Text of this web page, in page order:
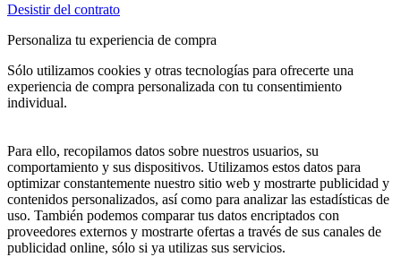
Desistir del contrato
Personaliza tu experiencia de compra
Sólo utilizamos cookies y otras tecnologías para ofrecerte una
experiencia de compra personalizada con tu consentimiento
individual.
Para ello, recopilamos datos sobre nuestros usuarios, su
comportamiento y sus dispositivos. Utilizamos estos datos para
optimizar constantemente nuestro sitio web y mostrarte publicidad y
contenidos personalizados, así como para analizar las estadísticas de
uso. También podemos comparar tus datos encriptados con
proveedores externos y mostrarte ofertas a través de sus canales de
publicidad online, sólo si ya utilizas sus servicios.